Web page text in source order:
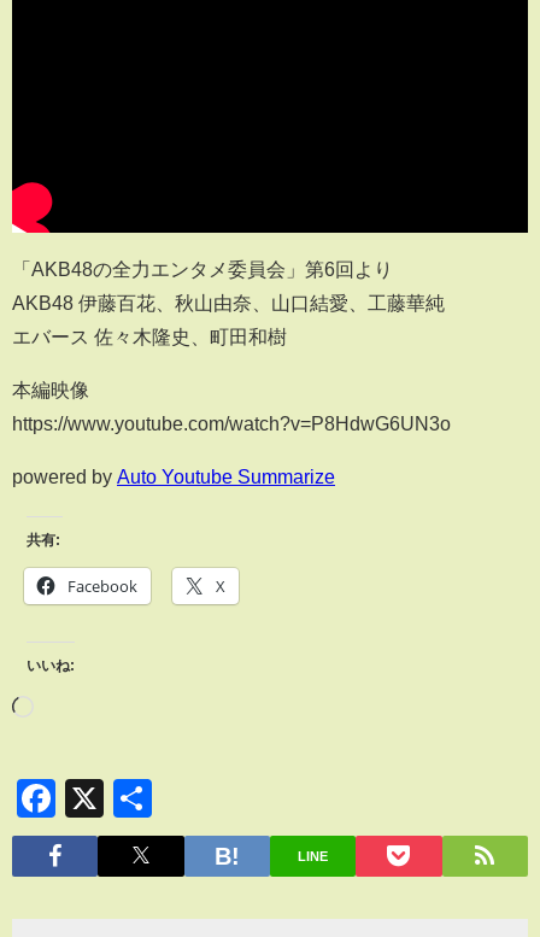
「AKB48の全力エンタメ委員会」第6回より
AKB48 伊藤百花、秋山由奈、山口結愛、工藤華純
エバース 佐々木隆史、町田和樹
本編映像
https://www.youtube.com/watch?v=P8HdwG6UN3o
powered by Auto Youtube Summarize
共有:
Facebook X
いいね:
Facebook
X
有
LINE